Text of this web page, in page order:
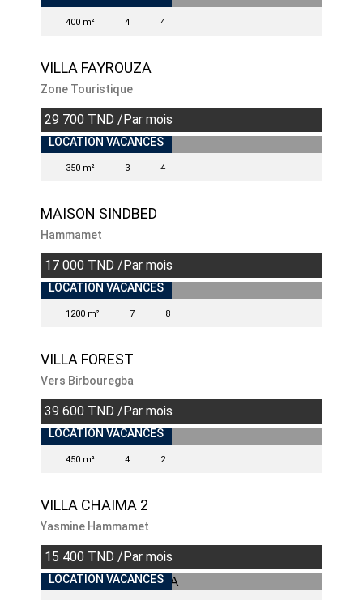
400 m² 4 4
VILLA FAYROUZA
Zone Touristique
29 700 TND /Par mois
LOCATION VACANCES
350 m² 3 4
MAISON SINDBED
Hammamet
17 000 TND /Par mois
LOCATION VACANCES
1200 m² 7 8
VILLA FOREST
Vers Birbouregba
39 600 TND /Par mois
LOCATION VACANCES
450 m² 4 2
VILLA CHAIMA 2
Yasmine Hammamet
15 400 TND /Par mois
LOCATION VACANCES